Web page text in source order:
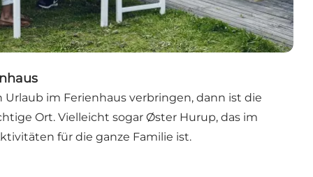
im Ferienhaus verbringen, dann ist die
Ort. Vielleicht sogar Øster Hurup, das im
für die ganze Familie ist.